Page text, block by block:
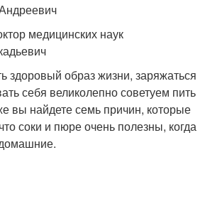
медицинских наук
здоровый образ жизни, заряжаться
себя великолепно советуем пить
вы найдете семь причин, которые
соки и пюре очень полезны, когда